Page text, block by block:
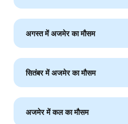
अगस्त में अजमेर का मौसम
सितंबर में अजमेर का मौसम
अजमेर में कल का मौसम